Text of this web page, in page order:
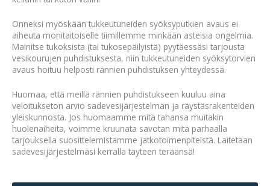
Onneksi myöskään tukkeutuneiden syöksyputkien avaus ei
aiheuta monitaitoiselle tiimillemme minkään asteisia ongelmia.
Mainitse tukoksista (tai tukosepäilyistä) pyytäessäsi tarjousta
vesikourujen puhdistuksesta, niin tukkeutuneiden syöksytorvien
avaus hoituu helposti rännien puhdistuksen yhteydessä.
Huomaa, että meillä rännien puhdistukseen kuuluu aina
veloitukseton arvio sadevesijärjestelmän ja räystäsrakenteiden
yleiskunnosta. Jos huomaamme mitä tahansa muitakin
huolenaiheita, voimme kruunata savotan mitä parhaalla
tarjouksella suosittelemistamme jatkotoimenpiteistä. Laitetaan
sadevesijärjestelmäsi kerralla täyteen teräänsä!